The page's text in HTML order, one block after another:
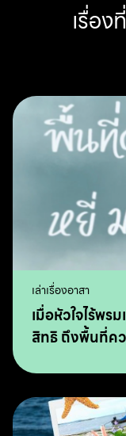
เรื่องที่
เล่าเรื่องอาสา
เมื่อหัวใจไร้พร
สิทธิ ถึงพื้นที่คว